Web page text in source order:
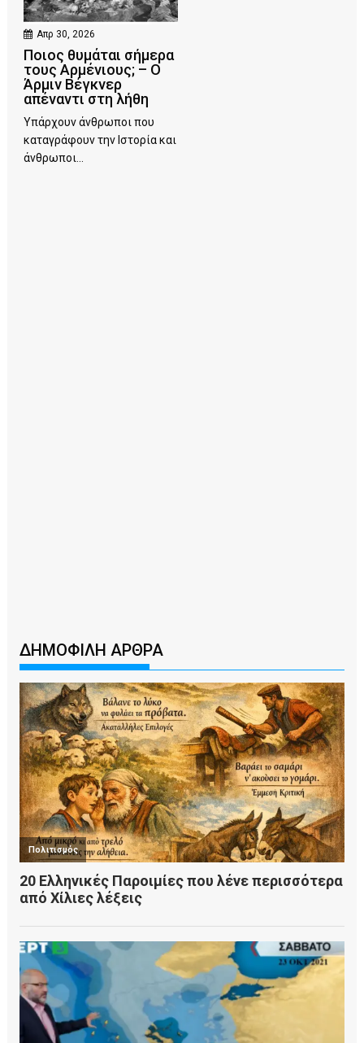
Απρ 30, 2026
Ποιος θυμάται σήμερα
τους Αρμένιους; – Ο
Άρμιν Βέγκνερ
απέναντι στη λήθη
Υπάρχουν άνθρωποι που
καταγράφουν την Ιστορία και
άνθρωποι...
ΔΗΜΟΦΙΛΗ ΑΡΘΡΑ